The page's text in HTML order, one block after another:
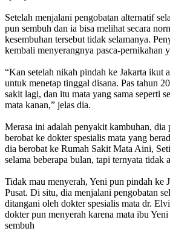
Setelah menjalani pengobatan alternatif
pun sembuh dan ia bisa melihat secara
kesembuhan tersebut tidak selamanya.
kembali menyerangnya pasca-pernikahan
“Kan setelah nikah pindah ke Jakarta ikut
untuk menetap tinggal disana. Pas tahun
sakit lagi, dan itu mata yang sama seperti
mata kanan,” jelas dia.
Merasa ini adalah penyakit kambuhan, dia
berobat ke dokter spesialis mata yang
dia berobat ke Rumah Sakit Mata Aini,
selama beberapa bulan, tapi ternyata tidak
Tidak mau menyerah, Yeni pun pindah ke
Pusat. Di situ, dia menjalani pengobatan
ditangani oleh dokter spesialis mata dr.
dokter pun menyerah karena mata ibu
sembuh